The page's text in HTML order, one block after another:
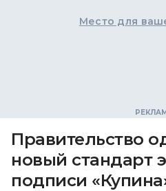
Место для
Правительство
новый стандарт
подписи